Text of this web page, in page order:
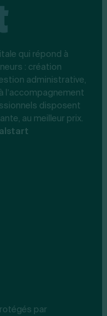
qui répond à
: création
administrative,
l’accompagnement
disposent
au meilleur prix.
par